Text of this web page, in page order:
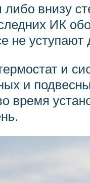
внизу
ИК
не
и
и
время